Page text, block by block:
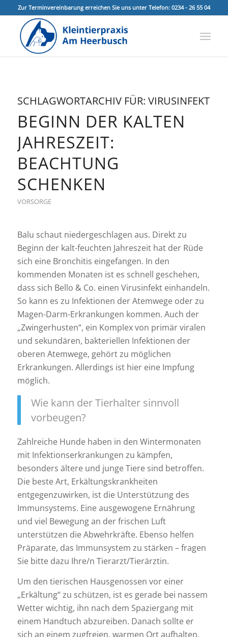
Zur Terminvereinbarung erreichen Sie uns unter Telefon: 0234 - 26 55 04
SCHLAGWORTARCHIV FÜR: VIRUSINFEKT
BEGINN DER KALTEN
JAHRESZEIT:
BEACHTUNG
SCHENKEN
VORSORGE
Balu schaut niedergeschlagen aus. Direkt zu
Beginn der kalt-feuchten Jahreszeit hat der Rüde
sich eine Bronchitis eingefangen. In den
kommenden Monaten ist es schnell geschehen,
dass sich Bello & Co. einen Virusinfekt einhandeln.
So kann es zu Infektionen der Atemwege oder zu
Magen-Darm-Erkrankungen kommen. Auch der
„Zwingerhusten“, ein Komplex von primär viralen
und sekundären, bakteriellen Infektionen der
oberen Atemwege, gehört zu möglichen
Erkrankungen. Allerdings ist hier eine Impfung
möglich.
Wie kann der Tierhalter sinnvoll
vorbeugen?
Zahlreiche Hunde haben in den Wintermonaten
mit Infektionserkrankungen zu kämpfen,
besonders ältere und junge Tiere sind betroffen.
Die beste Art, Erkältungskrankheiten
entgegenzuwirken, ist die Unterstützung des
Immunsystems. Eine ausgewogene Ernährung
und viel Bewegung an der frischen Luft
unterstützen die Abwehrkräfte. Ebenso helfen
Präparate, das Immunsystem zu stärken – fragen
Sie bitte dazu Ihre/n Tierarzt/Tierärztin.
Um den tierischen Hausgenossen vor einer
„Erkältung“ zu schützen, ist es gerade bei nassem
Wetter wichtig, ihn nach dem Spaziergang mit
einem Handtuch abzureiben. Danach sollte er
sich an einem zugfreien, warmen Ort aufhalten.